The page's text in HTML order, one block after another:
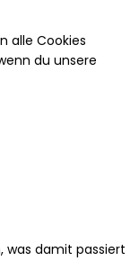
alle Cookies
du unsere
was damit passiert